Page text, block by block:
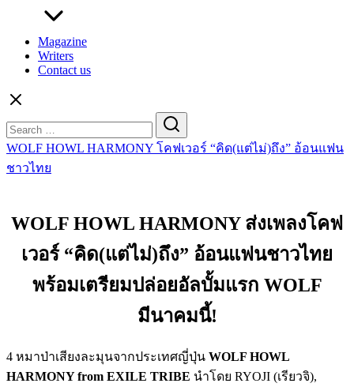
Magazine
Writers
Contact us
for:
WOLF HOWL HARMONY โคฟเวอร์ “คิด(แต่ไม่)ถึง” อ้อนแฟน
ชาวไทย
WOLF HOWL HARMONY ส่งเพลงโคฟ
เวอร์ “คิด(แต่ไม่)ถึง” อ้อนแฟนชาวไทย
พร้อมเตรียมปล่อยอัลบั้มแรก WOLF
มีนาคมนี้!
4 หมาป่าเสียงละมุนจากประเทศญี่ปุ่น WOLF HOWL
HARMONY from EXILE TRIBE นำโดย RYOJI (เรียวจิ),